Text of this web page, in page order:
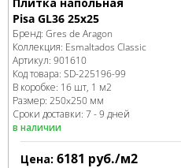
Pisa GL36 25х25
Бренд: Gres de Aragon
Коллекция: Esmaltados Classic
Артикул: 901610
Код товара: SD-225196-99
В коробке: 16 шт, 1 м2
Размер: 250x250 мм
Сроки доставки: 7 - 9 дней
в наличии
Цена: 6181 руб./м2